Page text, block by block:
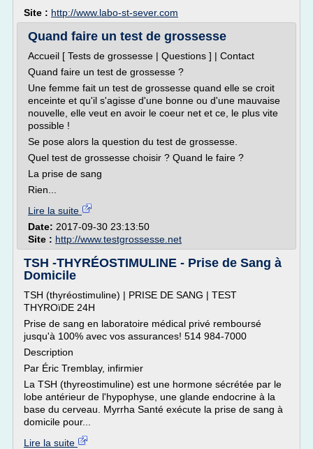
Site : http://www.labo-st-sever.com
Quand faire un test de grossesse
Accueil [ Tests de grossesse | Questions ] | Contact
Quand faire un test de grossesse ?
Une femme fait un test de grossesse quand elle se croit
enceinte et qu'il s'agisse d'une bonne ou d'une mauvaise
nouvelle, elle veut en avoir le coeur net et ce, le plus vite
possible !
Se pose alors la question du test de grossesse.
Quel test de grossesse choisir ? Quand le faire ?
La prise de sang
Rien...
Lire la suite
Date: 2017-09-30 23:13:50
Site : http://www.testgrossesse.net
TSH -THYRÉOSTIMULINE - Prise de Sang à
Domicile
TSH (thyréostimuline) | PRISE DE SANG | TEST
THYROïDE 24H
Prise de sang en laboratoire médical privé remboursé
jusqu'à 100% avec vos assurances! 514 984-7000
Description
Par Éric Tremblay, infirmier
La TSH (thyreostimuline) est une hormone sécrétée par le
lobe antérieur de l'hypophyse, une glande endocrine à la
base du cerveau. Myrrha Santé exécute la prise de sang à
domicile pour...
Lire la suite